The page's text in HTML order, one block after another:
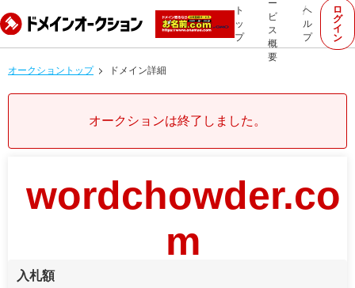
ト
ッ
プ
ー
ビ
ス
概
要
ヘ
ル
プ
ロ
グ
イ
ン
オークショントップ ドメイン詳細
オークションは終了しました。
wordchowder.co
m
入札額